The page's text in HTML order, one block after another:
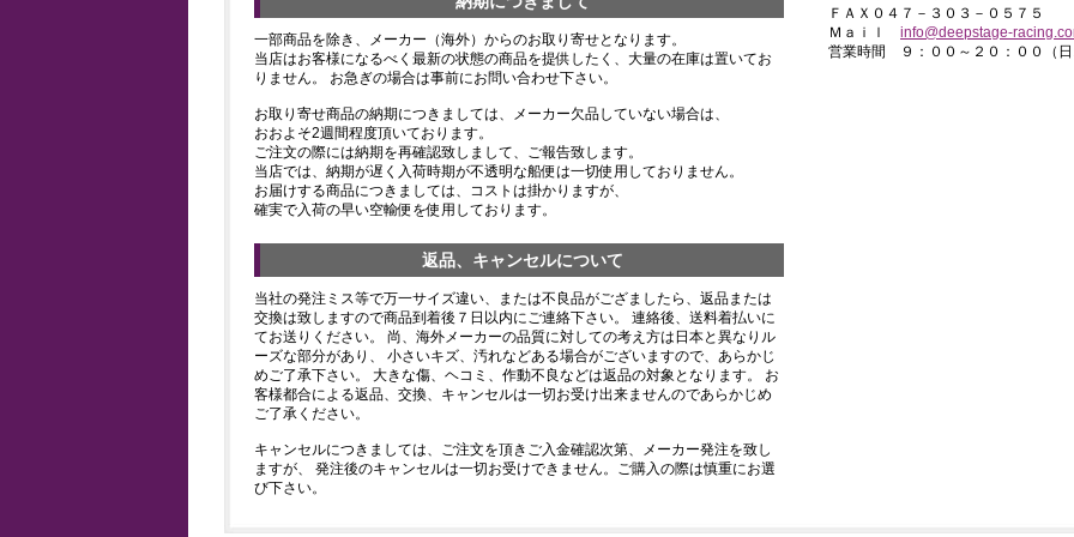
一部商品を除き、メーカー（海外）からのお取り寄せとなります。
当店はお客様になるべく最新の状態の商品を提供したく、大量の在庫は置いてお
りません。 お急ぎの場合は事前にお問い合わせ下さい。
お取り寄せ商品の納期につきましては、メーカー欠品していない場合は、
おおよそ2週間程度頂いております。
ご注文の際には納期を再確認致しまして、ご報告致します。
当店では、納期が遅く入荷時期が不透明な船便は一切使用しておりません。
お届けする商品につきましては、コストは掛かりますが、
確実で入荷の早い空輸便を使用しております。
返品、キャンセルについて
当社の発注ミス等で万一サイズ違い、または不良品がござましたら、返品または
交換は致しますので商品到着後７日以内にご連絡下さい。 連絡後、送料着払いに
てお送りください。 尚、海外メーカーの品質に対しての考え方は日本と異なりル
ーズな部分があり、 小さいキズ、汚れなどある場合がございますので、あらかじ
めご了承下さい。 大きな傷、ヘコミ、作動不良などは返品の対象となります。 お
客様都合による返品、交換、キャンセルは一切お受け出来ませんのであらかじめ
ご了承ください。
キャンセルにつきましては、ご注文を頂きご入金確認次第、メーカー発注を致し
ますが、 発注後のキャンセルは一切お受けできません。ご購入の際は慎重にお選
び下さい。
ＦＡＸ０４７－３０３－０５７５
Ｍａｉｌ info@deepstage-
営業時間 ９：００～２０：００（日